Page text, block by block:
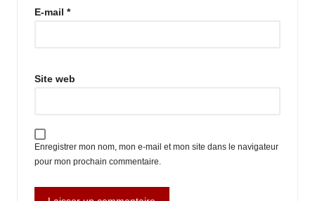
E-mail *
Site web
Enregistrer mon nom, mon e-mail et mon site dans le navigateur
pour mon prochain commentaire.